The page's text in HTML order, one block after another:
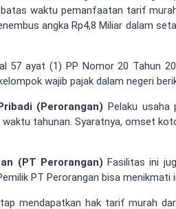
waktu pemanfaatan tarif
angka Rp4,8 Miliar dalam
57 ayat (1) PP Nomor 20 Tahun
wajib pajak dalam negeri
(Perorangan) Pelaku
tahunan. Syaratnya, omset
(PT Perorangan) Fasilitas ini
PT Perorangan bisa
mendapatkan hak tarif murah